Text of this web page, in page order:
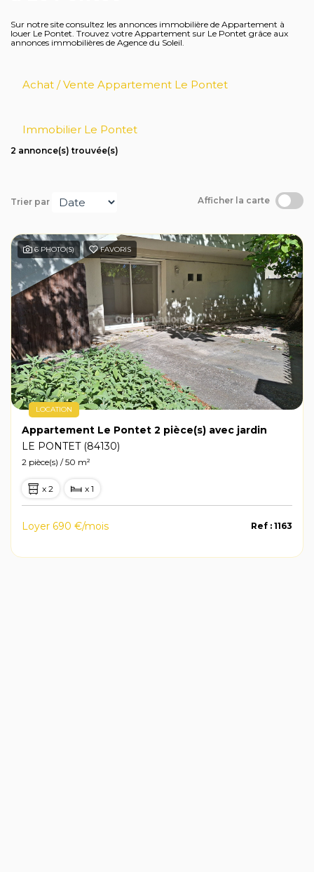
Sur notre site consultez les annonces immobilière de Appartement à
louer Le Pontet. Trouvez votre Appartement sur Le Pontet grâce aux
annonces immobilières de Agence du Soleil.
Achat / Vente Appartement Le Pontet
Immobilier Le Pontet
2 annonce(s) trouvée(s)
Trier par Afficher la carte
6 PHOTO(S) FAVORIS
LOCATION
Appartement Le Pontet 2 pièce(s) avec jardin
LE PONTET (84130)
2 pièce(s) / 50 m²
x 2 x 1
Loyer 690 €/mois Ref : 1163